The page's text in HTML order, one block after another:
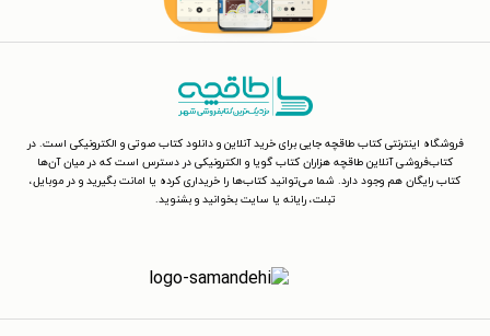
فروشگاه اینترنتی کتاب طاقچه جایی برای خرید آنلاین و دانلود کتاب صوتی و الکترونیکی است. در
کتاب‌فروشی آنلاین طاقچه هزاران کتاب گویا و الکترونیکی در دسترس است که در میان آن‌ها
کتاب رایگان هم وجود دارد. شما می‌توانید کتاب‌ها را خریداری کرده یا امانت بگیرید و در موبایل،
تبلت، رایانه یا سایت بخوانید و بشنوید.